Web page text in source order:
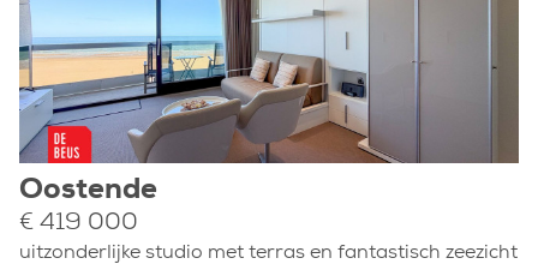
Oostende
€ 419 000
uitzonderlijke studio met terras en fantastisch zeezicht